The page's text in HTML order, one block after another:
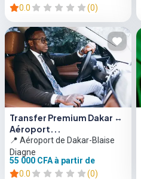
0.0
(0)
Transfer Premium Dakar ↔
Aéroport...
📍 Aéroport de Dakar-Blaise
Diagne
55 000 CFAà partir de
0.0
(0)